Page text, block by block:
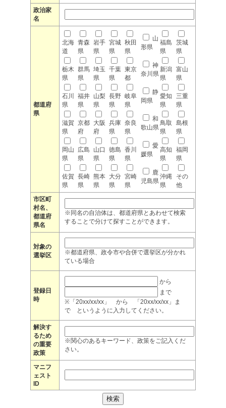
政治家
名
都道府
県
北海
道
青森
県
岩手
県
宮城
県
秋田
県
山
形県
福島
県
茨城
県
栃木
県
群馬
県
埼玉
県
千葉
県
東京
都
神
奈川県
新潟
県
富山
県
石川
県
福井
県
山梨
県
長野
県
岐阜
県
静
岡県
愛知
県
三重
県
滋賀
県
京都
府
大阪
府
兵庫
県
奈良
県
和
歌山県
鳥取
県
島根
県
岡山
県
広島
県
山口
県
徳島
県
香川
県
愛
媛県
高知
県
福岡
県
佐賀
県
長崎
県
熊本
県
大分
県
宮崎
県
鹿
児島県
沖縄
県
その
他
市区町
村名、
都道府
県名
※同名の自治体は、都道府県とあわせて検索
することで分けて探すことができます。
対象の
選挙区
※都道府県、政令市や合併で選挙区が分かれ
ている場合
登録日
時
から
まで
※「20xx/xx/xx」 から 「20xx/xx/xx」ま
で というように入力してください。
解決す
るため
の重要
政策
※関心のあるキーワード、政策をご記入くだ
さい。
マニフ
ェスト
ID